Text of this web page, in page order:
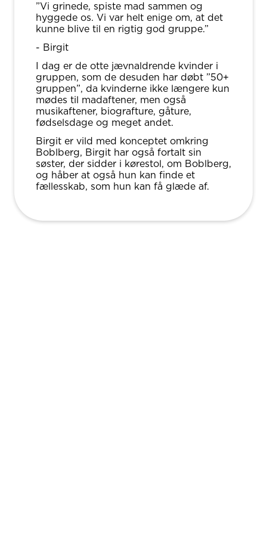
”Vi grinede, spiste mad sammen og
hyggede os. Vi var helt enige om, at det
kunne blive til en rigtig god gruppe.”
- Birgit
I dag er de otte jævnaldrende kvinder i
gruppen, som de desuden har døbt ”50+
gruppen”, da kvinderne ikke længere kun
mødes til madaftener, men også
musikaftener, biografture, gåture,
fødselsdage og meget andet.
Birgit er vild med konceptet omkring
Boblberg, Birgit har også fortalt sin
søster, der sidder i kørestol, om Boblberg,
og håber at også hun kan finde et
fællesskab, som hun kan få glæde af.